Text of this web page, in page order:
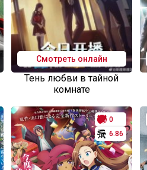
Смотреть онлайн
Тень любви в тайной
комнате
0
6.86